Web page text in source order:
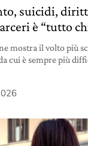
suicidi,
è “tutto
mostra il volto più
cui è sempre più